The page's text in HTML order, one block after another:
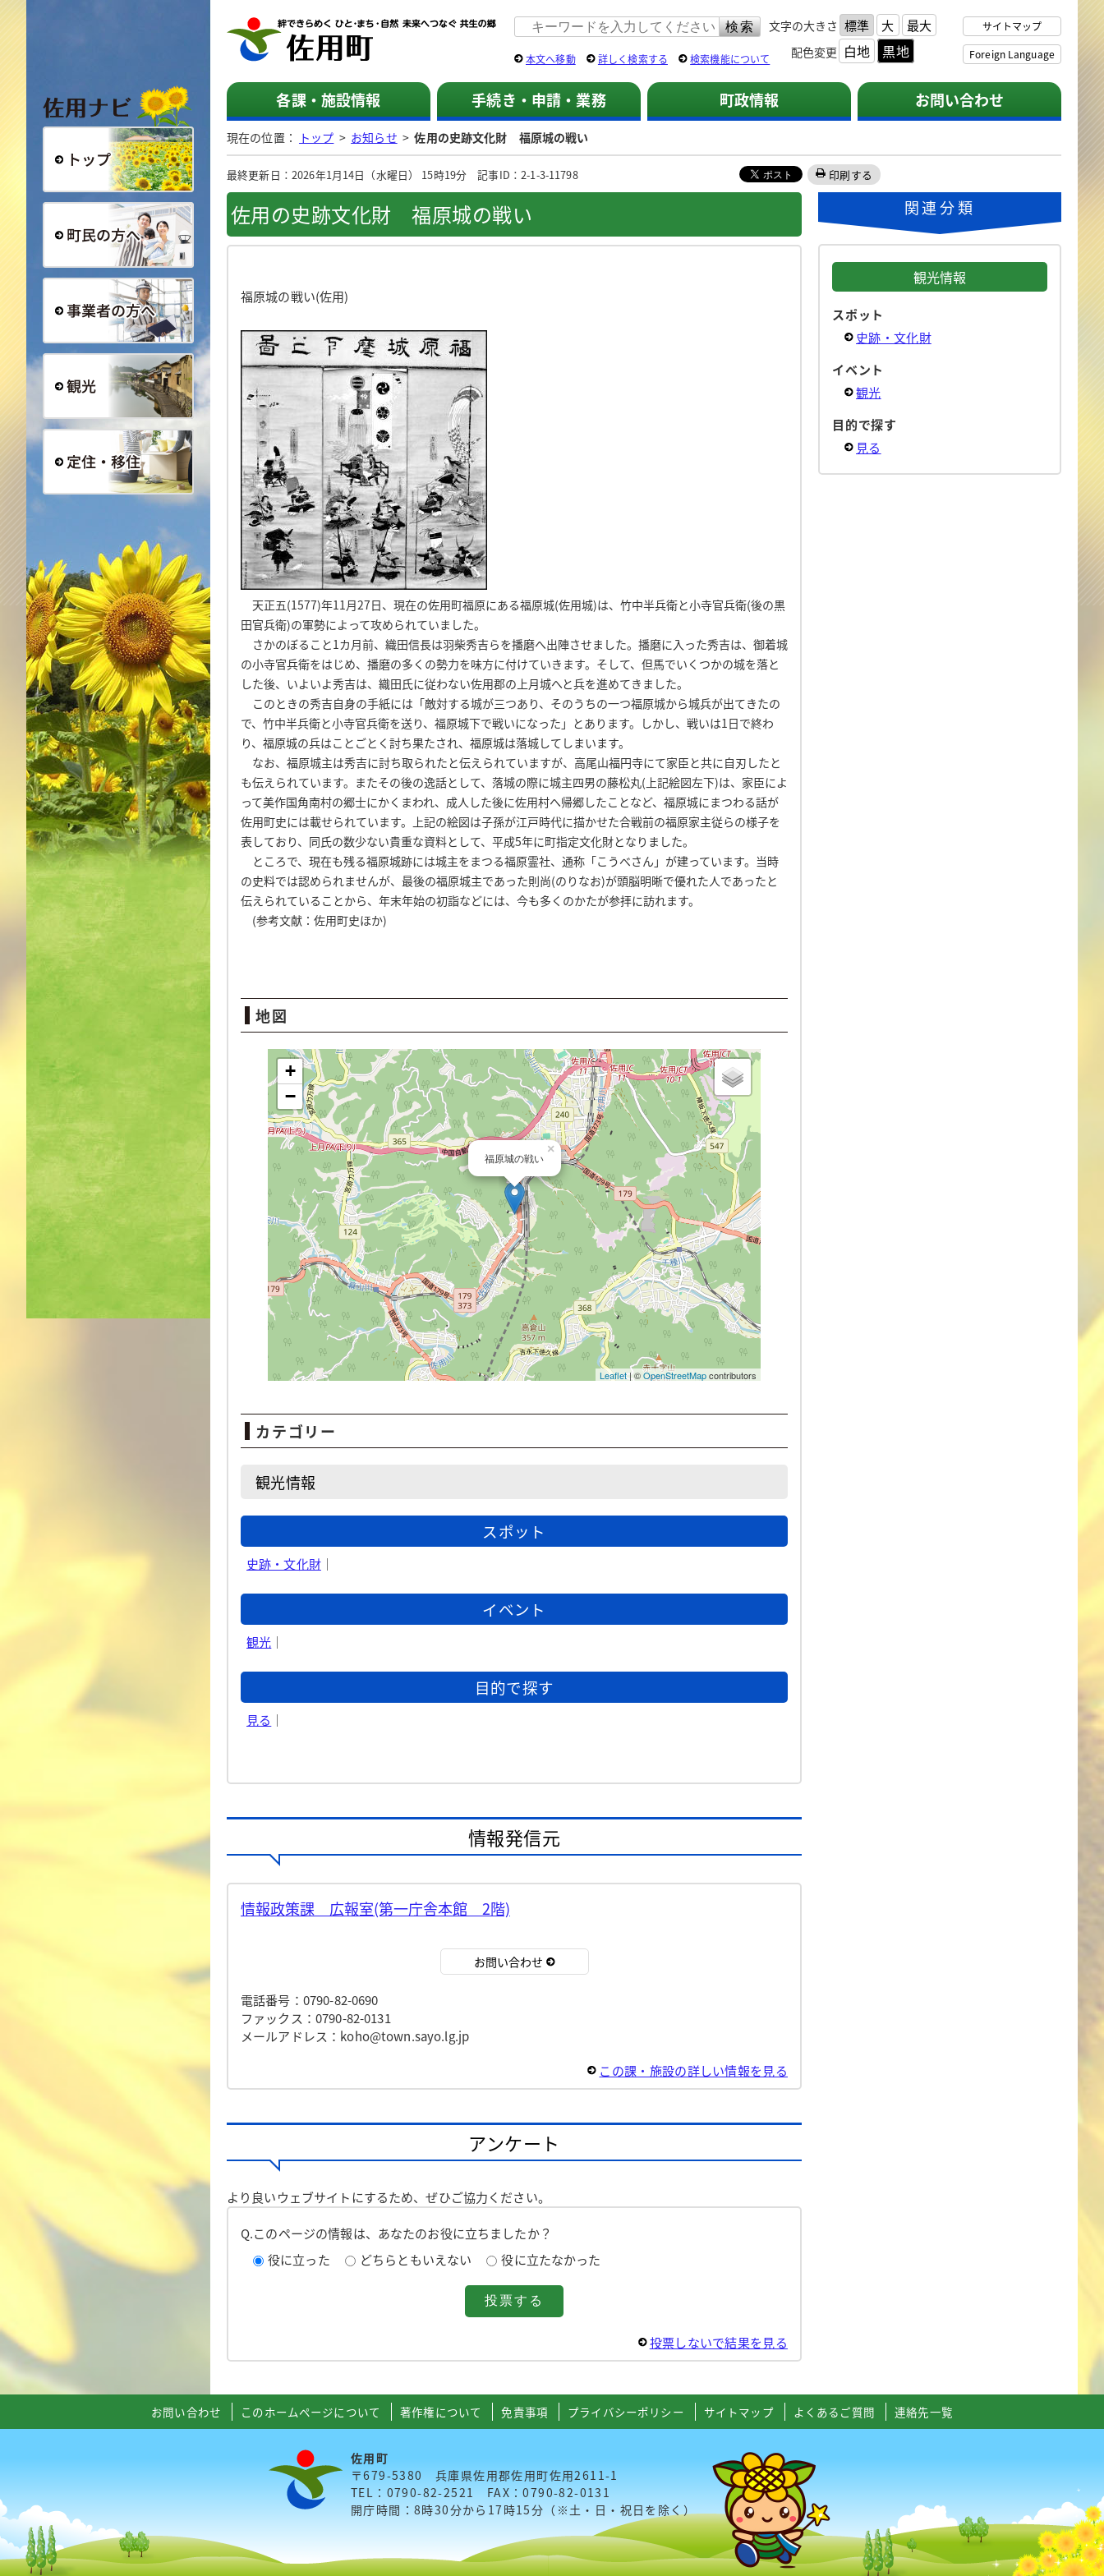
総合トップ
事業者の方へ
定住・移住
佐用町 公式ホームページ 文字の大きさ 標準 大 最大
配色変更 白地 黒地
サイトマップ
Foreign Language
本文へ移動 詳しく検索する 検索機能について
各課・施設情報 手続き・申請・業務 町政情報 お問い合わせ
現在の位置： トップ > お知らせ >佐用の史跡文化財 福原城の戦い
最終更新日：2026年1月14日（水曜日） 15時19分 記事ID：2-1-3-11798 印刷する
佐用の史跡文化財 福原城の戦い
福原城の戦い(佐用)
天正五(1577)年11月27日、現在の佐用町福原にある福原城(佐用城)は、竹中半兵衛と小寺官兵衛(後の黒
田官兵衛)の軍勢によって攻められていました。
さかのぼること1カ月前、織田信長は羽柴秀吉らを播磨へ出陣させました。播磨に入った秀吉は、御着城
の小寺官兵衛をはじめ、播磨の多くの勢力を味方に付けていきます。そして、但馬でいくつかの城を落と
した後、いよいよ秀吉は、織田氏に従わない佐用郡の上月城へと兵を進めてきました。
このときの秀吉自身の手紙には「敵対する城が三つあり、そのうちの一つ福原城から城兵が出てきたの
で、竹中半兵衛と小寺官兵衛を送り、福原城下で戦いになった」とあります。しかし、戦いは1日で終わ
り、福原城の兵はことごとく討ち果たされ、福原城は落城してしまいます。
なお、福原城主は秀吉に討ち取られたと伝えられていますが、高尾山福円寺にて家臣と共に自刃したと
も伝えられています。またその後の逸話として、落城の際に城主四男の藤松丸(上記絵図左下)は、家臣によ
って美作国角南村の郷士にかくまわれ、成人した後に佐用村へ帰郷したことなど、福原城にまつわる話が
佐用町史には載せられています。上記の絵図は子孫が江戸時代に描かせた合戦前の福原家主従らの様子を
表しており、同氏の数少ない貴重な資料として、平成5年に町指定文化財となりました。
ところで、現在も残る福原城跡には城主をまつる福原霊社、通称「こうべさん」が建っています。当時
の史料では認められませんが、最後の福原城主であった則尚(のりなお)が頭脳明晰で優れた人であったと
伝えられていることから、年末年始の初詣などには、今も多くのかたが参拝に訪れます。
(参考文献：佐用町史ほか)
地図
福原城の戦い
カテゴリー
観光情報
スポット
史跡・文化財｜
イベント
観光 ｜
目的で探す
見る ｜
情報発信元
情報政策課 広報室(第一庁舎本館 2階)
お問い合わせ
電話番号：0790-82-0690
ファックス：0790-82-0131
メールアドレス：koho@town.sayo.lg.jp
この課・施設の詳しい情報を見る
アンケート
より良いウェブサイトにするため、ぜひご協力ください。
Q.このページの情報は、あなたのお役に立ちましたか？
役に立った
どちらともいえない 役に立たなかった
投票しないで結果を見る
関連分類
観光情報
スポット
史跡・文化財
イベント
観光
目的で探す
見る
お問い合わせ このホームページについて 著作権について 免責事項 プライバシーポリシー サイトマップ よくあるご質問 連絡先一覧
佐用町
〒679-5380 兵庫県佐用郡佐用町佐用2611-1
TEL：0790-82-2521 FAX：0790-82-0131
開庁時間：8時30分から17時15分（※土・日・祝日を除く）